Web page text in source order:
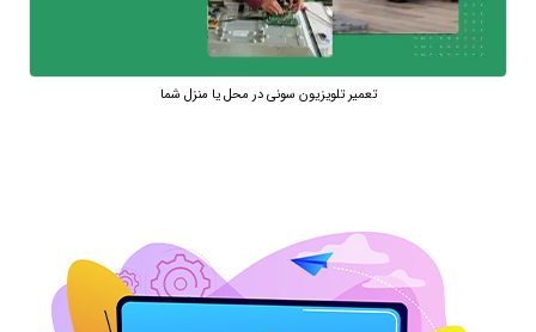
تعمیر تلویزیون سونی در محل یا منزل شما